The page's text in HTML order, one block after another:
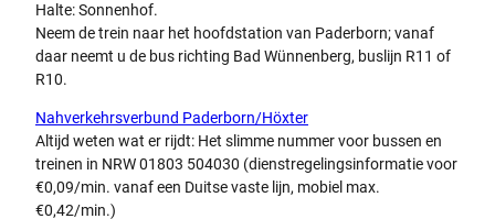
Halte: Sonnenhof.
Neem de trein naar het hoofdstation van Paderborn; vanaf
daar neemt u de bus richting Bad Wünnenberg, buslijn R11 of
R10.
Nahverkehrsverbund Paderborn/Höxter
Altijd weten wat er rijdt: Het slimme nummer voor bussen en
treinen in NRW 01803 504030 (dienstregelingsinformatie voor
€0,09/min. vanaf een Duitse vaste lijn, mobiel max.
€0,42/min.)